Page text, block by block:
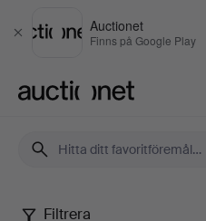
Stäng
Auctionet
Finns på Google Play
Filtrera